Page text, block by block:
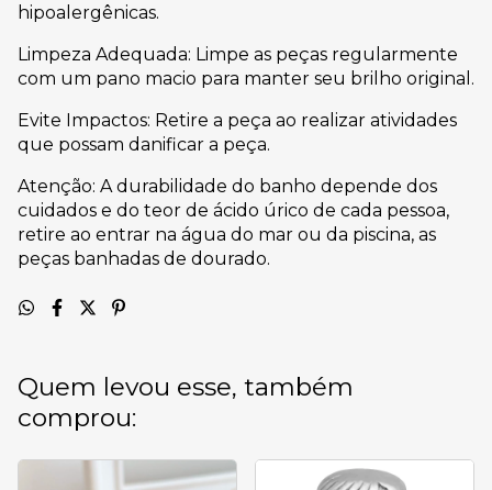
hipoalergênicas.
Limpeza Adequada: Limpe as peças regularmente
com um pano macio para manter seu brilho original.
Evite Impactos: Retire a peça ao realizar atividades
que possam danificar a peça.
Atenção: A durabilidade do banho depende dos
cuidados e do teor de ácido úrico de cada pessoa,
retire ao entrar na água do mar ou da piscina, as
peças banhadas de dourado.
Quem levou esse, também
comprou: